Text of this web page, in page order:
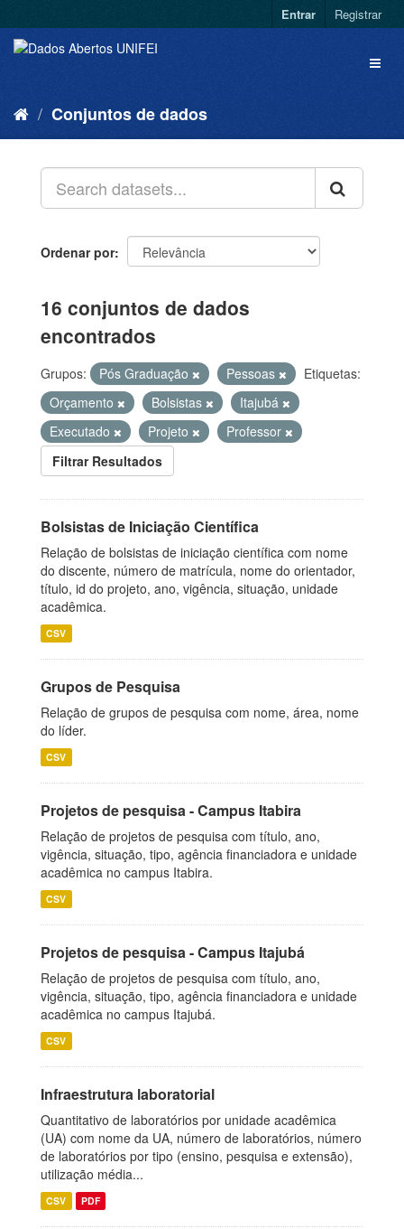
Entrar Registrar
Conjuntos de dados
Ordenar por
16 conjuntos de dados
encontrados
Grupos: Pós Graduação Pessoas
Etiquetas:
Orçamento
Bolsistas
Itajubá
Executado
Projeto
Professor
Filtrar Resultados
Bolsistas de Iniciação Científica
Relação de bolsistas de iniciação científica com nome
do discente, número de matrícula, nome do orientador,
título, id do projeto, ano, vigência, situação, unidade
acadêmica.
CSV
Grupos de Pesquisa
Relação de grupos de pesquisa com nome, área, nome
do líder.
CSV
Projetos de pesquisa - Campus Itabira
Relação de projetos de pesquisa com título, ano,
vigência, situação, tipo, agência financiadora e unidade
acadêmica no campus Itabira.
CSV
Projetos de pesquisa - Campus Itajubá
Relação de projetos de pesquisa com título, ano,
vigência, situação, tipo, agência financiadora e unidade
acadêmica no campus Itajubá.
CSV
Infraestrutura laboratorial
Quantitativo de laboratórios por unidade acadêmica
(UA) com nome da UA, número de laboratórios, número
de laboratórios por tipo (ensino, pesquisa e extensão),
utilização média...
CSV PDF